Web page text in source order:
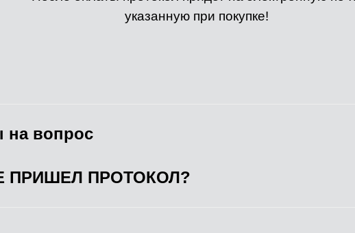
указанную при покупке!
на вопрос
ПРИШЕЛ ПРОТОКОЛ?